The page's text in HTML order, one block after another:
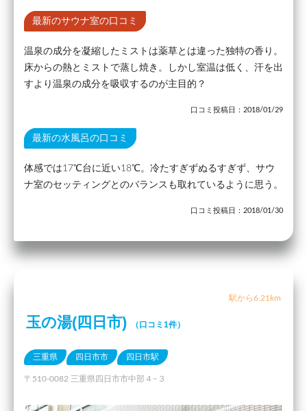
最新のサウナ室の口コミ
温泉の成分を凝縮したミストは薬草とは違った独特の香り。
床からの熱とミストで蒸し焼き。しかし室温は低く、汗を出
すより温泉の成分を吸収するのが主目的？
口コミ投稿日：2018/01/29
最新の水風呂の口コミ
体感では17℃台に近い18℃。冷たすぎずぬるすぎず、サウ
ナ室のセッティングとのバランスも取れているように思う。
口コミ投稿日：2018/01/30
駅から6.21km
玉の湯(四日市) （口コミ1件）
三重県 四日市市 四日市駅
〒510-0082 三重県四日市市中部４−３